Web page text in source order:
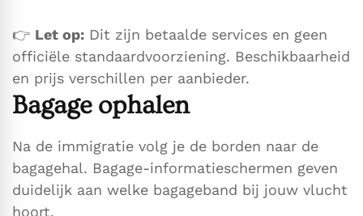
👉 Let op: Dit zijn betaalde services en geen
officiële standaardvoorziening. Beschikbaarheid
en prijs verschillen per aanbieder.
Bagage ophalen
Na de immigratie volg je de borden naar de
bagagehal. Bagage-informatieschermen geven
duidelijk aan welke bagageband bij jouw vlucht
hoort.